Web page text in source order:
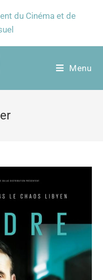
du Cinéma et de
Menu